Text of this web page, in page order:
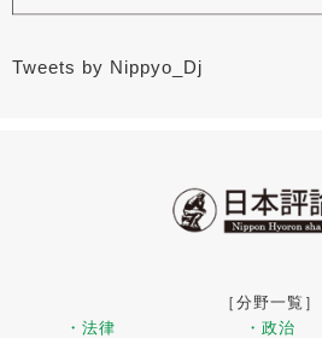
Tweets by Nippyo_Dj
［分野一覧］
・法律
・政治